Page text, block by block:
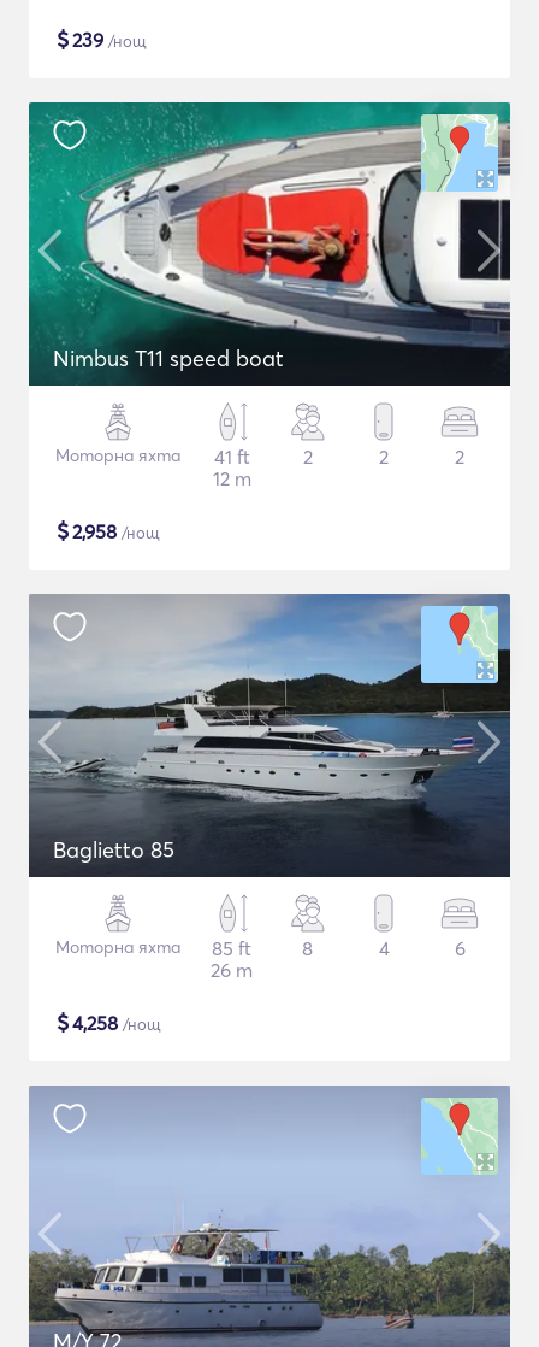
$239 /нощ
Nimbus T11 speed boat
Моторна яхта
41 ft
12 m
2 2 2
$2,958 /нощ
Baglietto 85
Моторна яхта
85 ft
26 m
8 4 6
$4,258 /нощ